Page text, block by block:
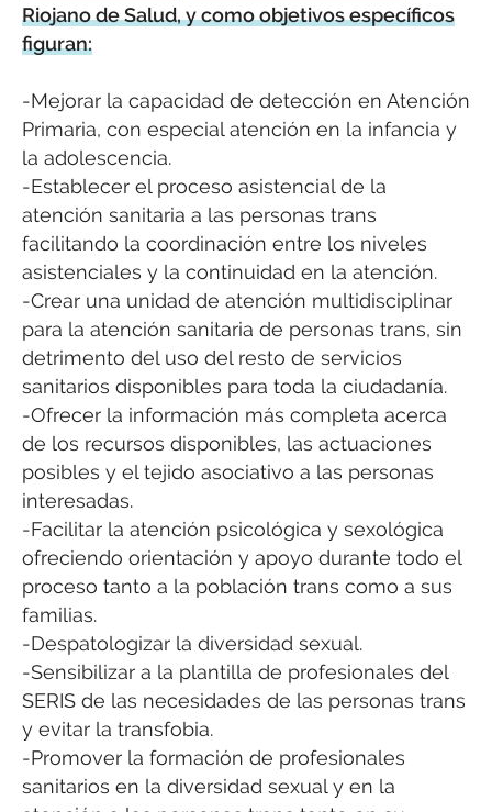
Riojano de Salud, y como objetivos específicos
figuran:
-Mejorar la capacidad de detección en Atención
Primaria, con especial atención en la infancia y
la adolescencia.
-Establecer el proceso asistencial de la
atención sanitaria a las personas trans
facilitando la coordinación entre los niveles
asistenciales y la continuidad en la atención.
-Crear una unidad de atención multidisciplinar
para la atención sanitaria de personas trans, sin
detrimento del uso del resto de servicios
sanitarios disponibles para toda la ciudadanía.
-Ofrecer la información más completa acerca
de los recursos disponibles, las actuaciones
posibles y el tejido asociativo a las personas
interesadas.
-Facilitar la atención psicológica y sexológica
ofreciendo orientación y apoyo durante todo el
proceso tanto a la población trans como a sus
familias.
-Despatologizar la diversidad sexual.
-Sensibilizar a la plantilla de profesionales del
SERIS de las necesidades de las personas trans
y evitar la transfobia.
-Promover la formación de profesionales
sanitarios en la diversidad sexual y en la